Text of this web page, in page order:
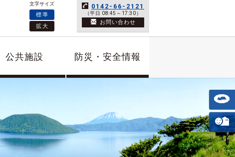
公共施設 防災・安全情報
文字サイズ
標準
拡大
0142-66-2121
（平日 08:45～17:30）
お問い合わせ